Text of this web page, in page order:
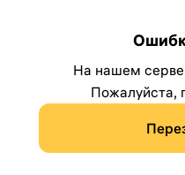
На нашем
Пожалуйста,